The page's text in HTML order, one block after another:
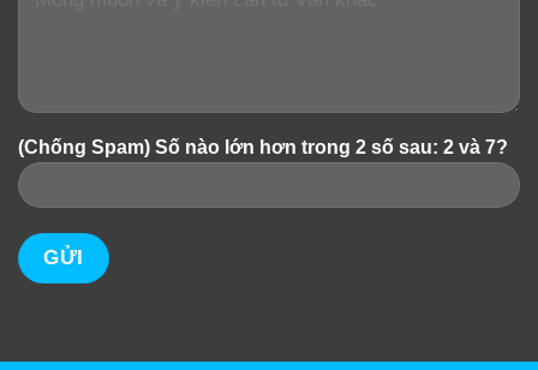
(Chống Spam) Số nào lớn hơn trong 2 số sau: 2 và 7?